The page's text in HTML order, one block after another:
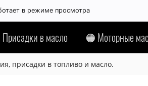
в режиме просмотра
Присадки в масло 🟠 Моторные
присадки в топливо и масло.